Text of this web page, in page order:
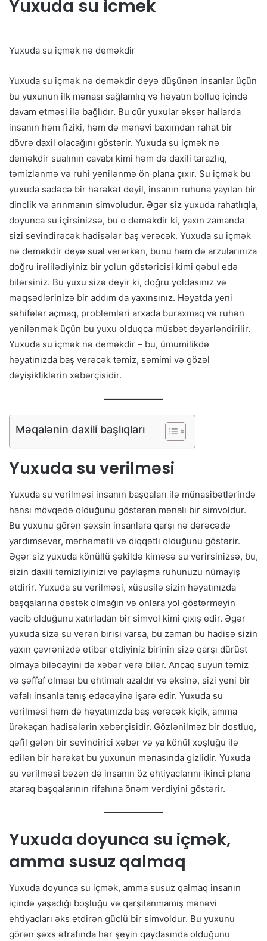
Yuxuda su icmek
Yuxuda su içmək nə deməkdir
Yuxuda su içmək nə deməkdir deyə düşünən insanlar üçün
bu yuxunun ilk mənası sağlamlıq və həyatın bolluq içində
davam etməsi ilə bağlıdır. Bu cür yuxular əksər hallarda
insanın həm fiziki, həm də mənəvi baxımdan rahat bir
dövrə daxil olacağını göstərir. Yuxuda su içmək nə
deməkdir sualının cavabı kimi həm də daxili tarazlıq,
təmizlənmə və ruhi yenilənmə ön plana çıxır. Su içmək bu
yuxuda sadəcə bir hərəkət deyil, insanın ruhuna yayılan bir
dinclik və arınmanın simvoludur. Əgər siz yuxuda rahatlıqla,
doyunca su içirsinizsə, bu o deməkdir ki, yaxın zamanda
sizi sevindirəcək hadisələr baş verəcək. Yuxuda su içmək
nə deməkdir deyə sual verərkən, bunu həm də arzularınıza
doğru irəlilədiyiniz bir yolun göstəricisi kimi qəbul edə
bilərsiniz. Bu yuxu sizə deyir ki, doğru yoldasınız və
məqsədlərinizə bir addım da yaxınsınız. Həyatda yeni
səhifələr açmaq, problemləri arxada buraxmaq və ruhən
yenilənmək üçün bu yuxu olduqca müsbət dəyərləndirilir.
Yuxuda su içmək nə deməkdir – bu, ümumilikdə
həyatınızda baş verəcək təmiz, səmimi və gözəl
dəyişikliklərin xəbərçisidir.
Məqalənin daxili başlıqları
Yuxuda su verilməsi
Yuxuda su verilməsi insanın başqaları ilə münasibətlərində
hansı mövqedə olduğunu göstərən mənalı bir simvoldur.
Bu yuxunu görən şəxsin insanlara qarşı nə dərəcədə
yardımsevər, mərhəmətli və diqqətli olduğunu göstərir.
Əgər siz yuxuda könüllü şəkildə kiməsə su verirsinizsə, bu,
sizin daxili təmizliyinizi və paylaşma ruhunuzu nümayiş
etdirir. Yuxuda su verilməsi, xüsusilə sizin həyatınızda
başqalarına dəstək olmağın və onlara yol göstərməyin
vacib olduğunu xatırladan bir simvol kimi çıxış edir. Əgər
yuxuda sizə su verən birisi varsa, bu zaman bu hadisə sizin
yaxın çevrənizdə etibar etdiyiniz birinin sizə qarşı dürüst
olmaya biləcəyini də xəbər verə bilər. Ancaq suyun təmiz
və şəffaf olması bu ehtimalı azaldır və əksinə, sizi yeni bir
vəfalı insanla tanış edəcəyinə işarə edir. Yuxuda su
verilməsi həm də həyatınızda baş verəcək kiçik, amma
ürəkaçan hadisələrin xəbərçisidir. Gözlənilməz bir dostluq,
qəfil gələn bir sevindirici xəbər və ya könül xoşluğu ilə
edilən bir hərəkət bu yuxunun mənasında gizlidir. Yuxuda
su verilməsi bəzən də insanın öz ehtiyaclarını ikinci plana
ataraq başqalarının rifahına önəm verdiyini göstərir.
Yuxuda doyunca su içmək,
amma susuz qalmaq
Yuxuda doyunca su içmək, amma susuz qalmaq insanın
içində yaşadığı boşluğu və qarşılanmamış mənəvi
ehtiyacları əks etdirən güclü bir simvoldur. Bu yuxunu
görən şəxs ətrafında hər şeyin qaydasında olduğunu